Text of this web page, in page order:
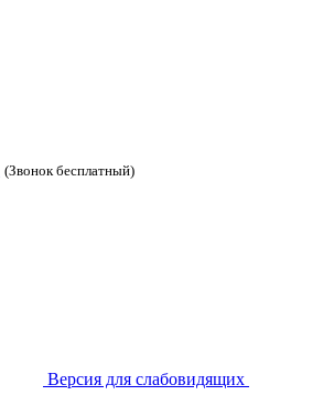
(Звонок бесплатный)
Версия для слабовидящих